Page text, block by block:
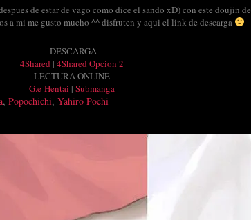
de estar de vago como dice el sando xD) con este doujin de
a mi me gusto mucho ^^disfruten y aqui el link de descarga
DESCARGA
4Shared | 4Shared Opcion 2
LECTURA ONLINE
G.e-Hentai | Submanga
, Popochichi, Yahiro Pochi